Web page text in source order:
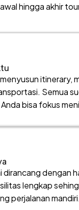
hingga akhir
itinerary,
Semua
bisa fokus
dirancang dengan
lengkap
perjalanan mandiri.